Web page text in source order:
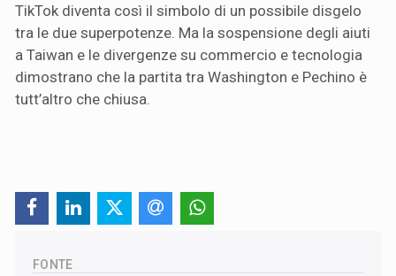
TikTok diventa così il simbolo di un possibile disgelo
tra le due superpotenze. Ma la sospensione degli aiuti
a Taiwan e le divergenze su commercio e tecnologia
dimostrano che la partita tra Washington e Pechino è
tutt’altro che chiusa.
FONTE